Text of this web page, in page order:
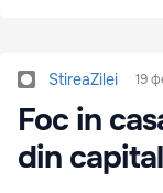
StireaZilei 19
Foc in
din